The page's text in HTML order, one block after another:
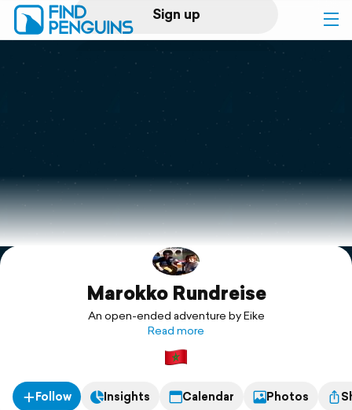
Sign up
Log in
Print a book
Flyover video
Explore
SupportMarokko Rundreise
An open-ended adventure by Eike
Read more
Follow Insights Calendar Photos